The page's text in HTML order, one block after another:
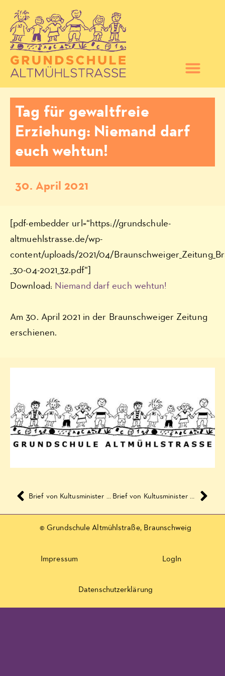
Tag für gewaltfreie
Erziehung: Niemand darf
euch wehtun!
30. April 2021
[pdf-embedder url=“https://grundschule-
altmuehlstrasse.de/wp-
content/uploads/2021/04/
_30-04-2021_32.pdf“]
Download: Niemand darf euch wehtun!
Am 30. April 2021 in der Braunschweiger Zeitung
erschienen.
© Grundschule Altmühlstraße, Braunschweig
Impressum LogIn
Datenschutzerklärung